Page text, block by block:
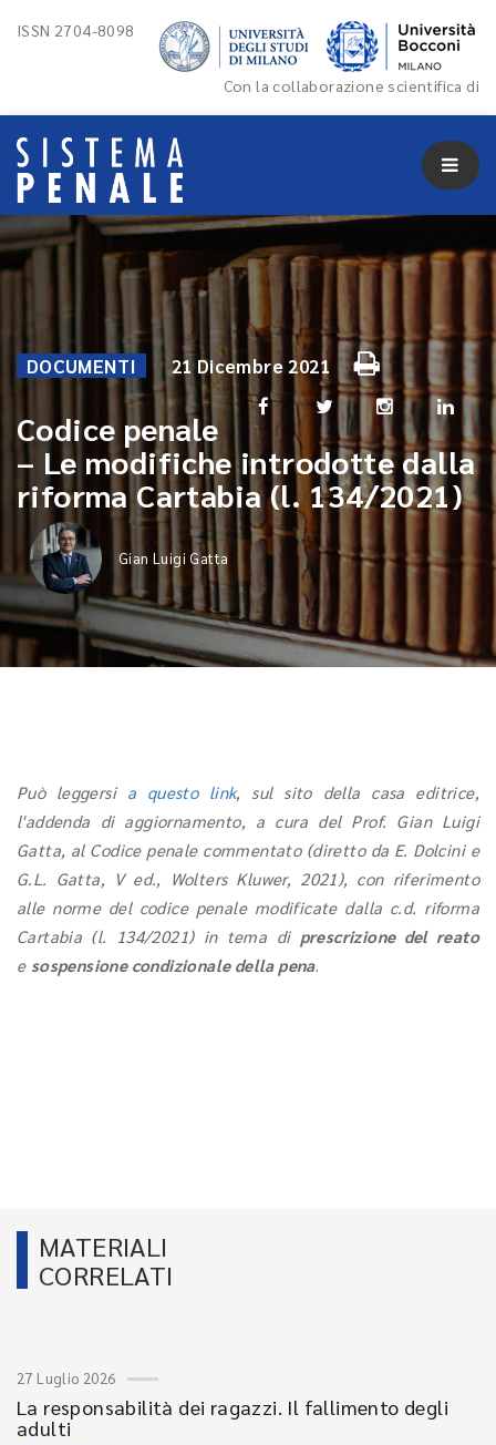
ISSN 2704-8098
Con la collaborazione scientifica di
DOCUMENTI 21 Dicembre 2021
Codice penale
– Le modifiche introdotte dalla
riforma Cartabia (l. 134/2021)
Gian Luigi Gatta
Può leggersi a questo link, sul sito della casa editrice,
l'addenda di aggiornamento, a cura del Prof. Gian Luigi
Gatta, al Codice penale commentato (diretto da E. Dolcini e
G.L. Gatta, V ed., Wolters Kluwer, 2021), con riferimento
alle norme del codice penale modificate dalla c.d. riforma
Cartabia (l. 134/2021) in tema di prescrizione del reato
e sospensione condizionale della pena.
MATERIALI
CORRELATI
27 Luglio 2026
La responsabilità dei ragazzi. Il fallimento degli
adulti